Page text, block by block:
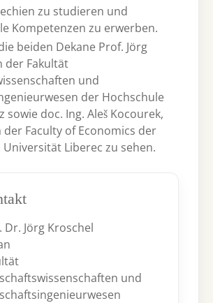
zu studieren und
Kompetenzen zu erwerben.
beiden Dekane Prof. Jörg
der Fakultät
und
der Hochschule
doc. Ing. Aleš Kocourek,
der Faculty of Economics der
Liberec zu sehen.
Dr. Jörg Kroschel
und